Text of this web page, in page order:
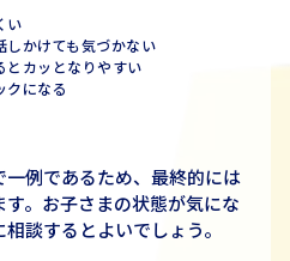
い
しかけても気づかない
とカッとなりやすい
クになる
一例であるため、最終的には
。お子さまの状態が気にな
談するとよいでしょう。